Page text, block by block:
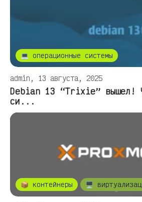
💻 операционные системы
admin, 13 августа, 2025
Debian 13 “Trixie” вышел!
си...
📦 контейнеры 🖥️